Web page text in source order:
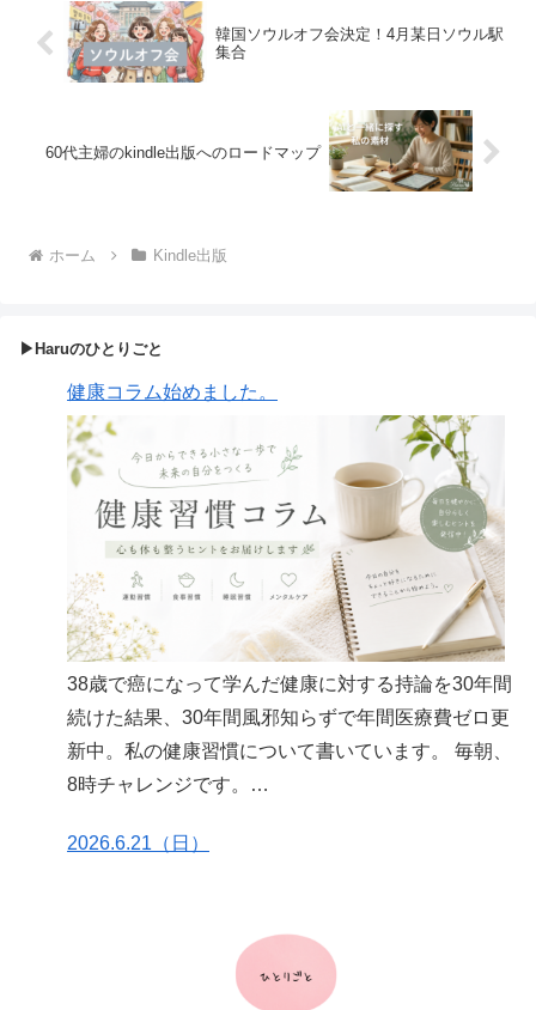
韓国ソウルオフ会決定！4月某日ソウル駅
集合
60代主婦のkindle出版へのロードマップ
ホーム Kindle出版
▶Haruのひとりごと
健康コラム始めました。
38歳で癌になって学んだ健康に対する持論を30年間
続けた結果、30年間風邪知らずで年間医療費ゼロ更
新中。私の健康習慣について書いています。 毎朝、
8時チャレンジです。
2026.6.21（日）